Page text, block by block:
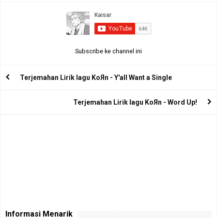
Subscribe ke channel ini
Terjemahan Lirik lagu KoЯn - Y'all Want a Single
Terjemahan Lirik lagu KoЯn - Word Up!
Informasi Menarik